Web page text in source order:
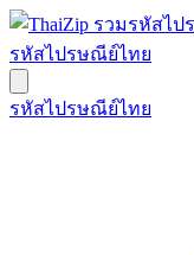
รหัสไปรษณีย์ไทย
รหัสไปรษณีย์ไทย